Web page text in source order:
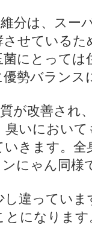
分は、スー
せているた
にとっては
勢バラン
が改善され
いにおい
きます。全
にゃん同様
違っていま
とになりま